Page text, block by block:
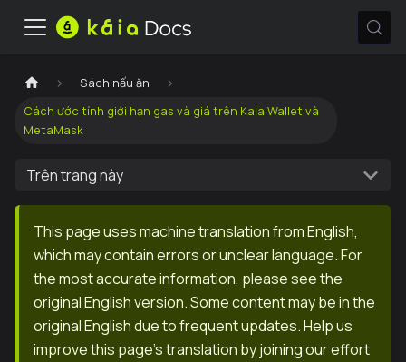
Sách nấu ăn
Cách ước tính giới hạn gas và giá trên Kaia Wallet và
MetaMask
Trên trang này
This page uses machine translation from English,
which may contain errors or unclear language. For
the most accurate information, please see the
original English version. Some content may be in the
original English due to frequent updates. Help us
improve this page's translation by joining our effort